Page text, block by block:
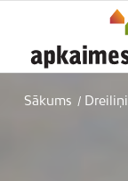
Sākums / Dreiliņi